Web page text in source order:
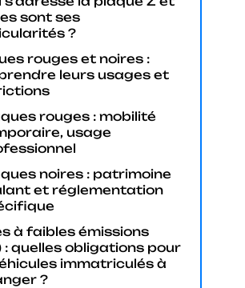
sont ses
?
rouges et noires :
leurs usages et
rouges : mobilité
usage
noires : patrimoine
et réglementation
à faibles émissions
: quelles obligations pour
immatriculés à
?